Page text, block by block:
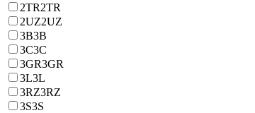
2TR2TR
2UZ2UZ
3B3B
3C3C
3GR3GR
3L3L
3RZ3RZ
3S3S